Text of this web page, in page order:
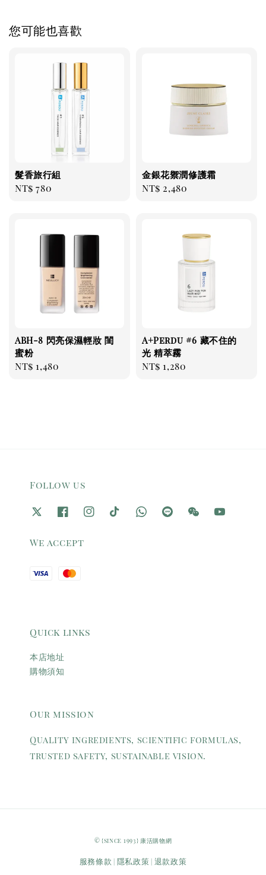
您可能也喜歡
髮香旅行組
Regular
NT$ 780
金銀花禦潤修護霜
Regular
NT$ 2,480
ABH-8 閃亮保濕輕妝 閨
蜜粉
Regular
NT$ 1,480
A+Perdu #6 藏不住的
光 精萃霧
Regular
NT$ 1,280
Follow us
We accept
Quick links
本店地址
購物須知
Our mission
Quality ingredients, scientific formulas,
trusted safety, sustainable vision.
© {since 1993} 康活購物網
服務條款 隱私政策 退款政策